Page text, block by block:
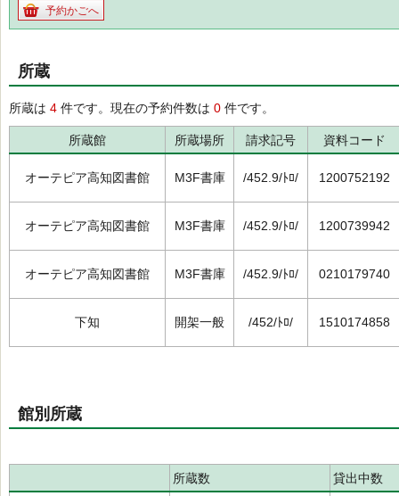
予約かごへ
所蔵
所蔵は 4 件です。現在の予約件数は 0 件です。
所蔵館 所蔵場所 請求記号 資料コード
オーテピア高知図書館 M3F書庫 /452.9/ﾄﾛ/ 1200752192
オーテピア高知図書館 M3F書庫 /452.9/ﾄﾛ/ 1200739942
オーテピア高知図書館 M3F書庫 /452.9/ﾄﾛ/ 0210179740
下知 開架一般 /452/ﾄﾛ/ 1510174858
館別所蔵
所蔵数
貸出中数